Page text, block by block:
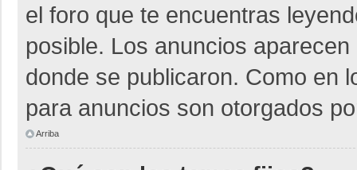
el foro que te encuentras
posible. Los anuncios
donde se publicaron. Como en
para anuncios son otorgados
Arriba